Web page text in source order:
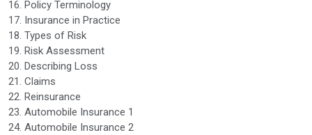
16. Policy Terminology
17. Insurance in Practice
18. Types of Risk
19. Risk Assessment
20. Describing Loss
21. Claims
22. Reinsurance
23. Automobile Insurance 1
24. Automobile Insurance 2